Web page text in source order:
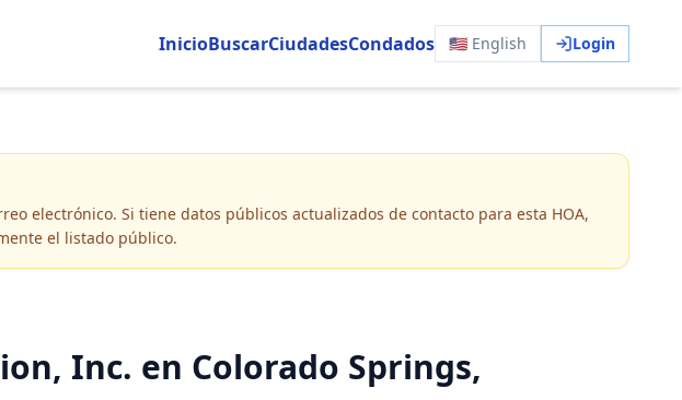
InicioBuscarCiudadesCondados 🇺🇸 English Login
electrónico. Si tiene datos públicos actualizados de contacto para esta HOA,
el listado público.
Inc. en Colorado Springs,